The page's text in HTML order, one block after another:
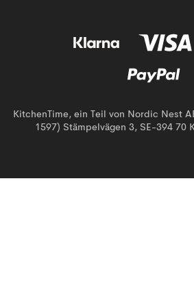
KitchenTime, ein Teil von Nordic Nest
1597) Stämpelvägen 3, SE-394 70